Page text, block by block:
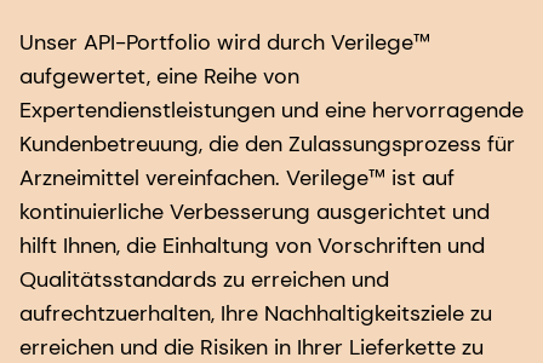
Unser API-Portfolio wird durch Verilege™
aufgewertet, eine Reihe von
Expertendienstleistungen und eine hervorragende
Kundenbetreuung, die den Zulassungsprozess für
Arzneimittel vereinfachen. Verilege™ ist auf
kontinuierliche Verbesserung ausgerichtet und
hilft Ihnen, die Einhaltung von Vorschriften und
Qualitätsstandards zu erreichen und
aufrechtzuerhalten, Ihre Nachhaltigkeitsziele zu
erreichen und die Risiken in Ihrer Lieferkette zu